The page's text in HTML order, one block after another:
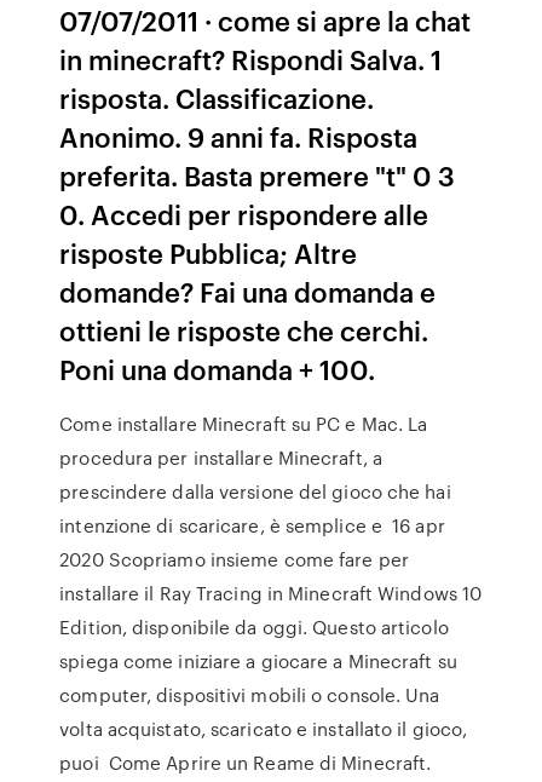
07/07/2011 · come si apre la chat
in minecraft? Rispondi Salva. 1
risposta. Classificazione.
Anonimo. 9 anni fa. Risposta
preferita. Basta premere "t" 0 3
0. Accedi per rispondere alle
risposte Pubblica; Altre
domande? Fai una domanda e
ottieni le risposte che cerchi.
Poni una domanda + 100.
Come installare Minecraft su PC e Mac. La
procedura per installare Minecraft, a
prescindere dalla versione del gioco che hai
intenzione di scaricare, è semplice e 16 apr
2020 Scopriamo insieme come fare per
installare il Ray Tracing in Minecraft Windows 10
Edition, disponibile da oggi. Questo articolo
spiega come iniziare a giocare a Minecraft su
computer, dispositivi mobili o console. Una
volta acquistato, scaricato e installato il gioco,
puoi Come Aprire un Reame di Minecraft.